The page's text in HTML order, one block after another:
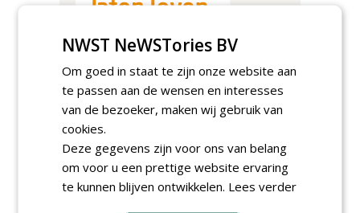
TENDERS
Gemeente Hoeksche Waard gunt
maaibestek watergangen 2026-2027 aan
NWST NeWSTories BV
Om goed in staat te zijn onze website aan
te passen aan de wensen en interesses
van de bezoeker, maken wij gebruik van
cookies.
Deze gegevens zijn voor ons van belang
om voor u een prettige website ervaring
te kunnen blijven ontwikkelen. Lees verder